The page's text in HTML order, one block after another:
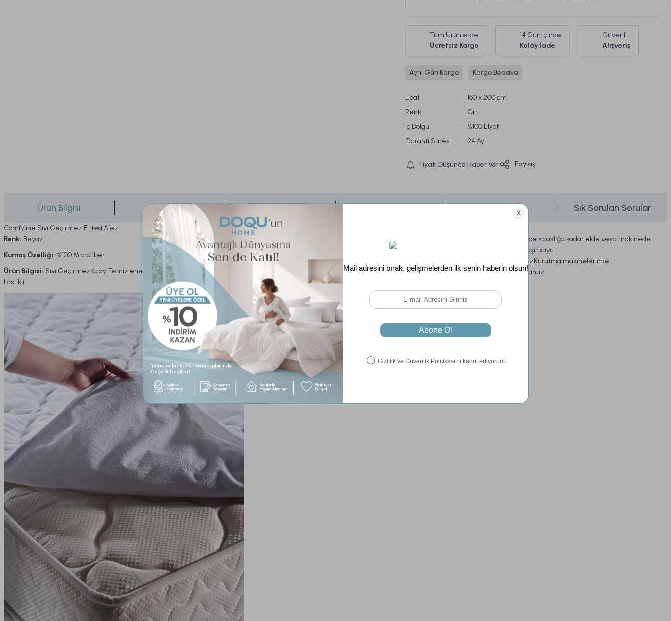
Tüm Ürünlerde
Ücretsiz Kargo
14 Gün İçinde
Kolay İade
Güvenli
Alışveriş
Aynı Gün Kargo Kargo Bedava
Ebat
160 x 200 cm
Renk
Gri
İç Dolgu
%100 Elyaf
Garanti Süresi
24 Ay
Fiyatı Düşünce Haber Ver Paylaş
Ürün Bilgisi Yorumlar Önerileriniz Sık Sorulan Sorular
Comfyline Sıvı Geçirmez Fitted Alez
Renk: Beyaz
Kumaş Özelliği: %100 Microfiber
Ürün Bilgisi: Sıvı GeçirmezKolay TemizlenebilirLeke TutmazFitted
Lastikli
Set İçeriği:
Uyumlu Yatak Ölçüleri:
30 derece sıcaklığa kadar elde veya makinede
narin yıkama yapınız.Çamaşır suyu
kullanmayınız.ÜtülemeyinizKurutma makinelerinde
kurutmayınız.Asarak kurutunuz.